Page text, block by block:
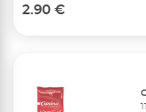
2.90 €